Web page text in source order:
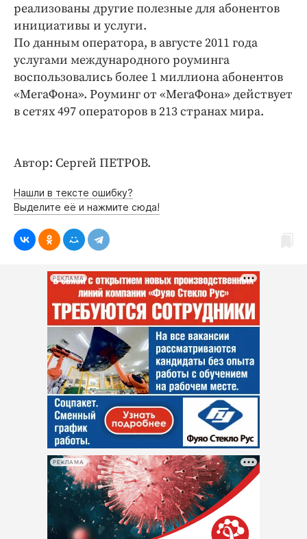
реализованы другие полезные для абонентов
инициативы и услуги.
По данным оператора, в августе 2011 года
услугами международного роуминга
воспользовались более 1 миллиона абонентов
«МегаФона». Роуминг от «МегаФона» действует
в сетях 497 операторов в 213 странах мира.
Автор: Сергей ПЕТРОВ.
Нашли в тексте ошибку?
Выделите её и нажмите сюда!
РЕКЛАМА
РЕКЛАМА